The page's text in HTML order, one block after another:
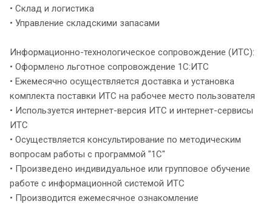
• Склад и логистика
• Управление складскими запасами
Информационно-технологическое сопровождение (ИТС):
• Оформлено льготное сопровождение 1С:ИТС
• Ежемесячно осуществляется доставка и установка
комплекта поставки ИТС на рабочее место пользователя
• Используется интернет-версия ИТС и интернет-сервисы
ИТС
• Осуществляется консультирование по методическим
вопросам работы с программой "1С"
• Произведено индивидуальное или групповое обучение
работе с информационной системой ИТС
• Производится ежемесячное ознакомление